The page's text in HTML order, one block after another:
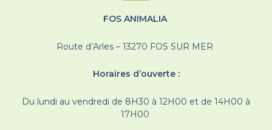
FOS ANIMALIA
Route d’Arles – 13270 FOS SUR MER
Horaires d’ouverte :
Du lundi au vendredi de 8H30 à 12H00 et de 14H00 à
17H00